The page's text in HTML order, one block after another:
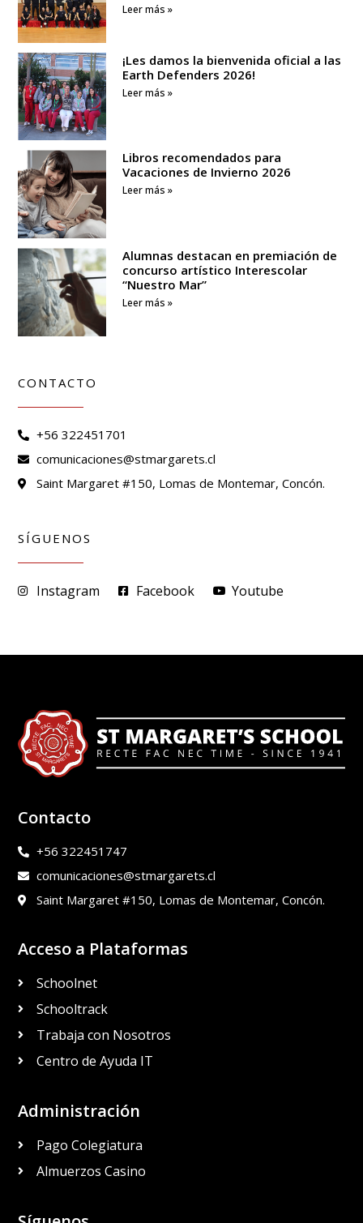
Leer más »
¡Les damos la bienvenida oficial a las
Earth Defenders 2026!
Leer más »
Libros recomendados para
Vacaciones de Invierno 2026
Leer más »
Alumnas destacan en premiación de
concurso artístico Interescolar
“Nuestro Mar”
Leer más »
CONTACTO
+56 322451701
comunicaciones@stmargarets.cl
Saint Margaret #150, Lomas de Montemar, Concón.
SÍGUENOS
Instagram Facebook Youtube
Contacto
+56 322451747
comunicaciones@stmargarets.cl
Saint Margaret #150, Lomas de Montemar, Concón.
Acceso a Plataformas
Schoolnet
Schooltrack
Trabaja con Nosotros
Centro de Ayuda IT
Administración
Pago Colegiatura
Almuerzos Casino